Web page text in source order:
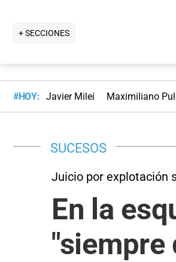
+ SECCIONES
#HOY: Javier Milei Maximiliano
SUCESOS
Juicio por explotación
En la
"siempre